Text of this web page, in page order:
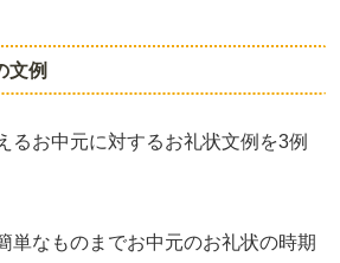
文例
るお中元に対するお礼状文例を3例
単なものまでお中元のお礼状の時期